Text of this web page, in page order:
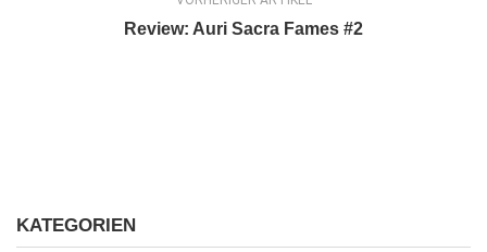
Review: Auri Sacra Fames #2
KATEGORIEN